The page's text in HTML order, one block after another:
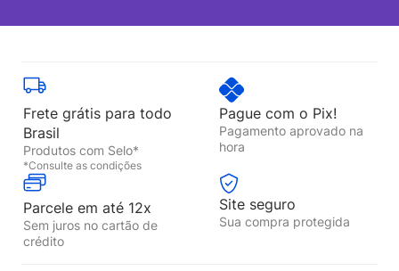
Frete grátis para todo
Brasil
Produtos com Selo*
*Consulte as condições
Pague com o Pix!
Pagamento aprovado na
hora
Parcele em até 12x
Sem juros no cartão de
crédito
Site seguro
Sua compra protegida